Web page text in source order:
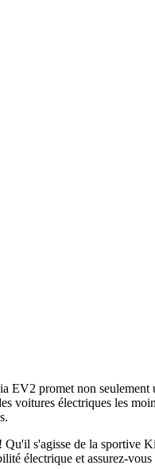
EV2 promet non seulement
voitures électriques les
s'agisse de la sportive
électrique et assurez-vous